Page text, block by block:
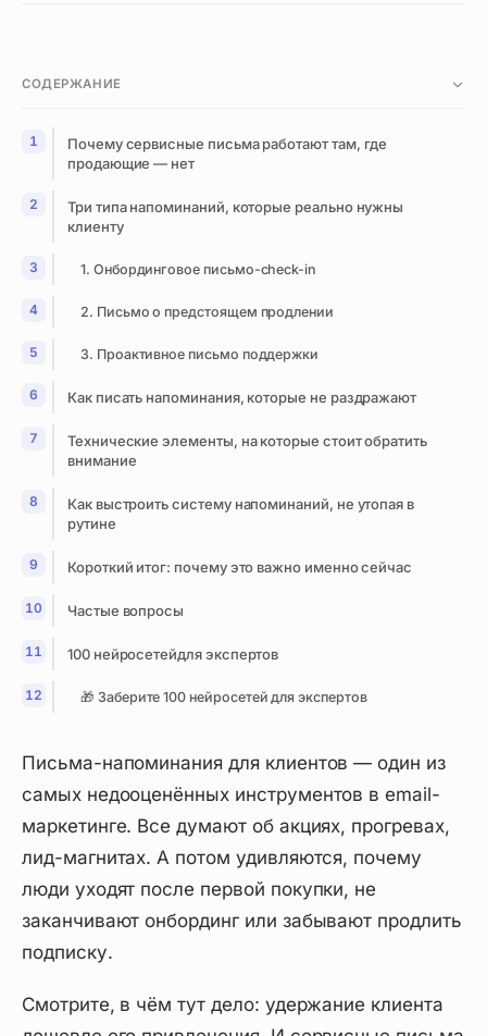
СОДЕРЖАНИЕ
Почему сервисные письма работают там, где
продающие — нет
Три типа напоминаний, которые реально нужны
клиенту
1. Онбординговое письмо-check-in
2. Письмо о предстоящем продлении
3. Проактивное письмо поддержки
Как писать напоминания, которые не раздражают
Технические элементы, на которые стоит обратить
внимание
Как выстроить систему напоминаний, не утопая в
рутине
Короткий итог: почему это важно именно сейчас
Частые вопросы
100 нейросетейдля экспертов
🎁 Заберите 100 нейросетей для экспертов
Письма-напоминания для клиентов — один из
самых недооценённых инструментов в email-
маркетинге. Все думают об акциях, прогревах,
лид-магнитах. А потом удивляются, почему
люди уходят после первой покупки, не
заканчивают онбординг или забывают продлить
подписку.
Смотрите, в чём тут дело: удержание клиента